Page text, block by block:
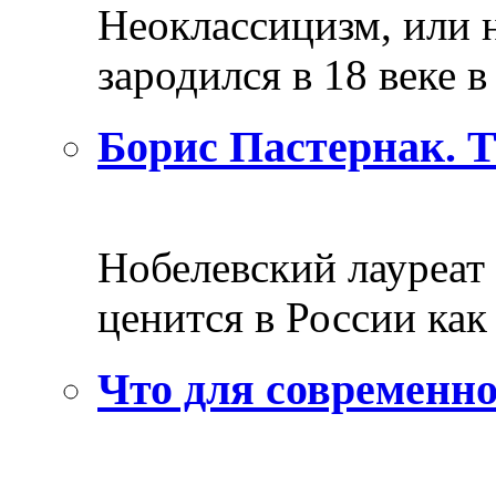
Неоклассицизм, или
зародился в 18 веке
Борис Пастернак.
Нобелевский
ценится в России
Что для